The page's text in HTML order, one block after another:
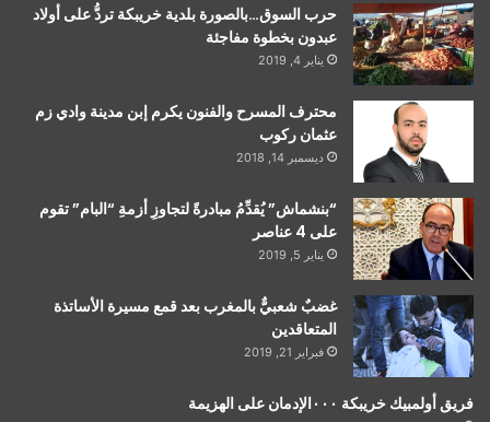
حرب السوق…بالصورة بلدية خريبكة تردُّ على أولاد
عبدون بخطوة مفاجئة
يناير 4, 2019
محترف المسرح والفنون يكرم إبن مدينة وادي زم
عثمان ركوب
ديسمبر 14, 2018
“بنشماش” يُقدِّمُ مبادرةً لتجاوزِ أزمةِ “البام” تقوم
على 4 عناصر
يناير 5, 2019
غضبٌ شعبيٌّ بالمغرب بعد قمع مسيرة الأساتذة
المتعاقدين
فبراير 21, 2019
فريق أولمبيك خريبكة ٠٠٠الإدمان على الهزيمة